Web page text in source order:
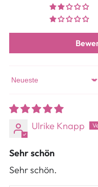
Sort by
Ulrike Knapp
Sehr schön
Sehr schön.